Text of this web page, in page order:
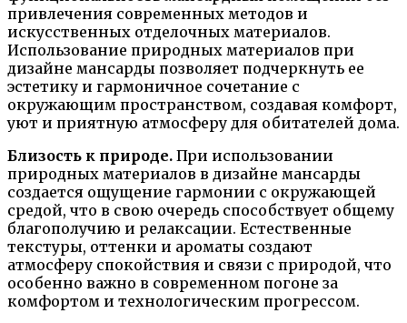
привлечения современных методов и
искусственных отделочных материалов.
Использование природных материалов при
дизайне мансарды позволяет подчеркнуть ее
эстетику и гармоничное сочетание с
окружающим пространством, создавая комфорт,
уют и приятную атмосферу для обитателей дома.
Близость к природе. При использовании
природных материалов в дизайне мансарды
создается ощущение гармонии с окружающей
средой, что в свою очередь способствует общему
благополучию и релаксации. Естественные
текстуры, оттенки и ароматы создают
атмосферу спокойствия и связи с природой, что
особенно важно в современном погоне за
комфортом и технологическим прогрессом.